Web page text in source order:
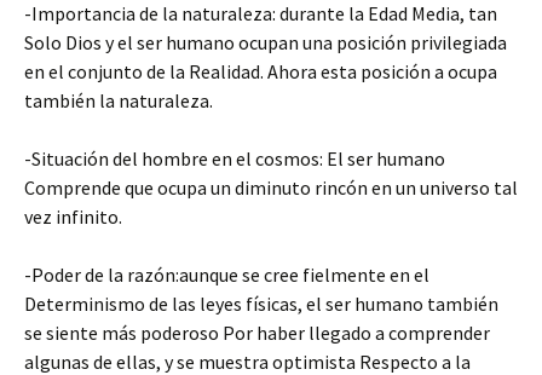
-Importancia de la naturaleza: durante la Edad Media, tan
Solo Dios y el ser humano ocupan una posición privilegiada
en el conjunto de la Realidad. Ahora esta posición a ocupa
también la naturaleza.
-Situación del hombre en el cosmos: El ser humano
Comprende que ocupa un diminuto rincón en un universo tal
vez infinito.
-Poder de la razón:aunque se cree fielmente en el
Determinismo de las leyes físicas, el ser humano también
se siente más poderoso Por haber llegado a comprender
algunas de ellas, y se muestra optimista Respecto a la